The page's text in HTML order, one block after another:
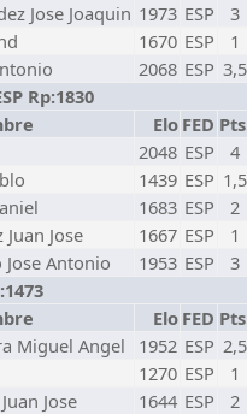
Jose Joaquin 1973 ESP
3
1670 ESP
1
2068 ESP 3,5
Rp:1830
Elo FED
2048 ESP
4
1439 ESP 1,5
1683 ESP
2
Jose 1667 ESP
1
Antonio 1953 ESP
3
Elo FED
Miguel Angel 1952 ESP 2,5
1270 ESP
1
Jose 1644 ESP
2